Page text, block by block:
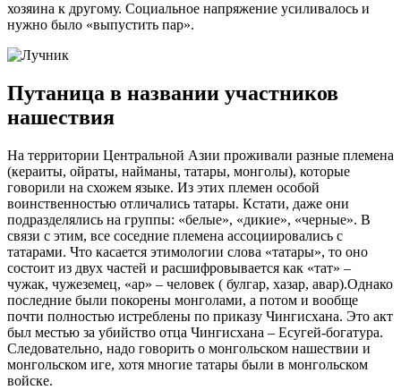
хозяина к другому. Социальное напряжение усиливалось и
нужно было «выпустить пар».
Путаница в названии участников
нашествия
На территории Центральной Азии проживали разные племена
(кераиты, ойраты, найманы, татары, монголы), которые
говорили на схожем языке. Из этих племен особой
воинственностью отличались татары. Кстати, даже они
подразделялись на группы: «белые», «дикие», «черные». В
связи с этим, все соседние племена ассоциировались с
татарами. Что касается этимологии слова «татары», то оно
состоит из двух частей и расшифровывается как «тат» –
чужак, чужеземец, «ар» – человек ( булгар, хазар, авар).Однако
последние были покорены монголами, а потом и вообще
почти полностью истреблены по приказу Чингисхана. Это акт
был местью за убийство отца Чингисхана – Есугей-богатура.
Следовательно, надо говорить о монгольском нашествии и
монгольском иге, хотя многие татары были в монгольском
войске.